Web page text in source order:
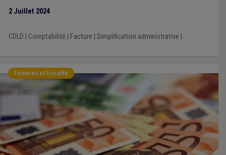
2 Juillet 2024
CDLD Comptabilité Facture Simplification administrative
Finances et fiscalité